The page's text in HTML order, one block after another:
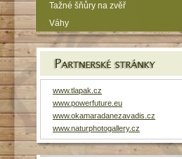
Tažné šňůry na zvěř
Váhy
www.tlapak.cz
www.powerfuture.eu
www.okamaradanezavadis.cz
www.naturphotogallery.cz